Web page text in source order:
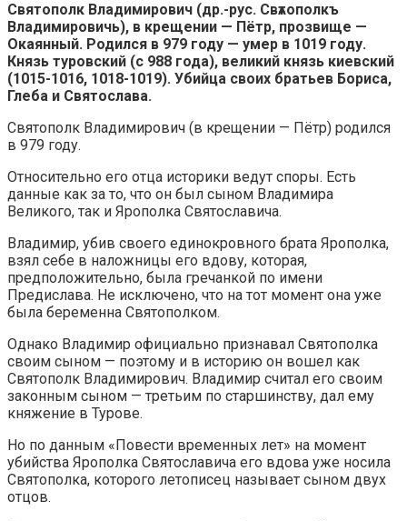
Святополк Владимирович (др.-рус. Свѧтополкъ
Владимировичь), в крещении — Пётр, прозвище —
Окаянный. Родился в 979 году — умер в 1019 году.
Князь туровский (с 988 года), великий князь киевский
(1015-1016, 1018-1019). Убийца своих братьев Бориса,
Глеба и Святослава.
Святополк Владимирович (в крещении — Пётр) родился
в 979 году.
Относительно его отца историки ведут споры. Есть
данные как за то, что он был сыном Владимира
Великого, так и Ярополка Святославича.
Владимир, убив своего единокровного брата Ярополка,
взял себе в наложницы его вдову, которая,
предположительно, была гречанкой по имени
Предислава. Не исключено, что на тот момент она уже
была беременна Святополком.
Однако Владимир официально признавал Святополка
своим сыном — поэтому и в историю он вошел как
Святополк Владимирович. Владимир считал его своим
законным сыном — третьим по старшинству, дал ему
княжение в Турове.
Но по данным «Повести временных лет» на момент
убийства Ярополка Святославича его вдова уже носила
Святополка, которого летописец называет сыном двух
отцов.